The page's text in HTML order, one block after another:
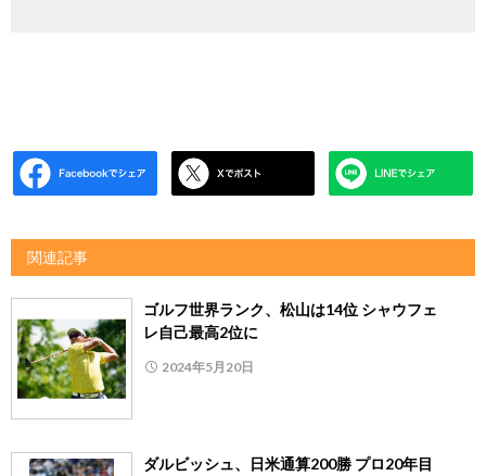
関連記事
ゴルフ世界ランク、松山は14位 シャウフェ
レ自己最高2位に
2024年5月20日
ダルビッシュ、日米通算200勝 プロ20年目